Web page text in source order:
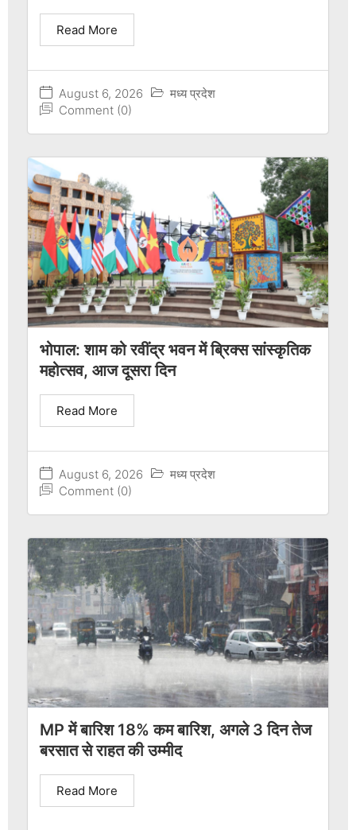
August 6, 2026
मध्य प्रदेश
Comment (0)
Read More
भोपाल: शाम को रवींद्र भवन में ब्रिक्स सांस्कृतिक
महोत्सव, आज दूसरा दिन
August 6, 2026
मध्य प्रदेश
Comment (0)
Read More
MP में बारिश 18% कम बारिश, अगले 3 दिन तेज
बरसात से राहत की उम्मीद
Read More